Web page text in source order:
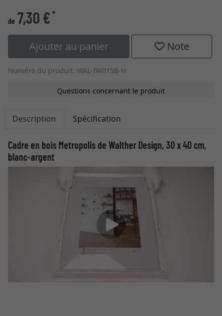
de 7,30 €*
Ajouter au panier Note
Numéro du produit: WAL-IW015B-H
Questions concernant le produit
Description Spécification
Cadre en bois Metropolis de Walther Design, 30 x 40 cm,
blanc-argent